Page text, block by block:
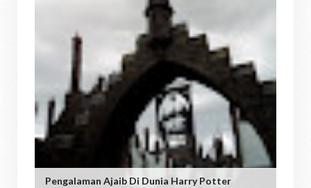
Pengalaman Ajaib Di Dunia Harry Potter